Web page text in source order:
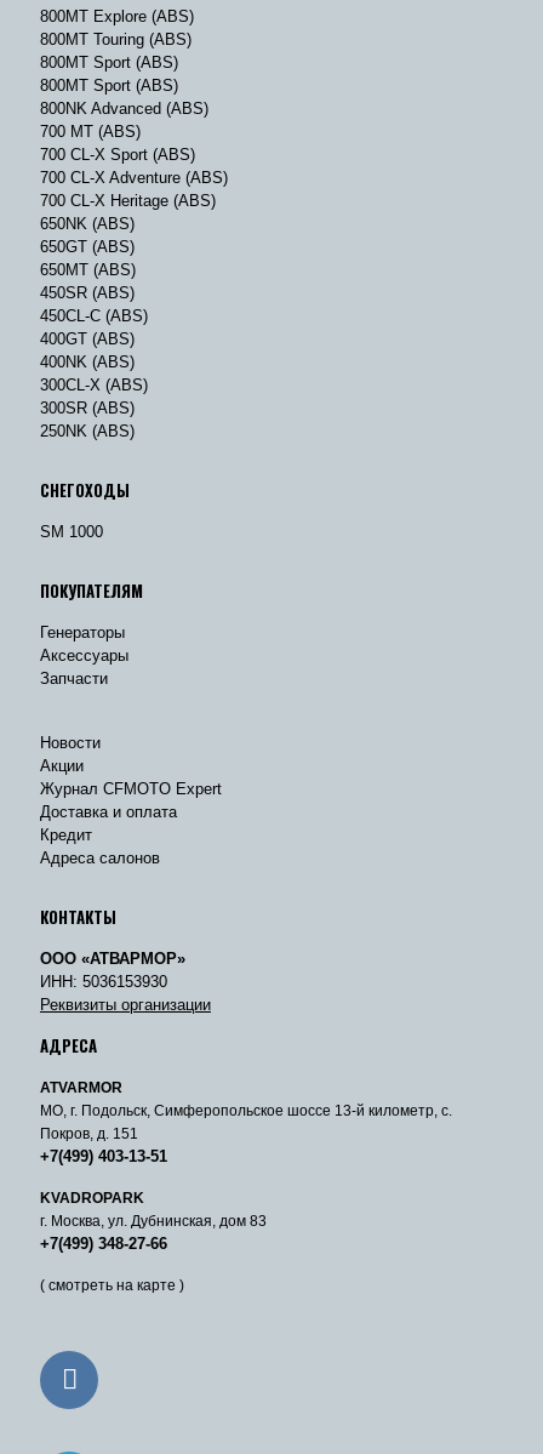
800MT Explore (ABS)
800MT Touring (ABS)
800MT Sport (ABS)
800MT Sport (ABS)
800NK Advanced (ABS)
700 MT (ABS)
700 CL-X Sport (ABS)
700 CL-X Adventure (ABS)
700 CL-X Heritage (ABS)
650NK (ABS)
650GT (ABS)
650MT (ABS)
450SR (ABS)
450CL-C (ABS)
400GT (ABS)
400NK (ABS)
300CL-X (ABS)
300SR (ABS)
250NK (ABS)
СНЕГОХОДЫ
SM 1000
ПОКУПАТЕЛЯМ
Генераторы
Аксессуары
Запчасти
Новости
Акции
Журнал CFMOTO Expert
Доставка и оплата
Кредит
Адреса салонов
КОНТАКТЫ
ООО «АТВАРМОР»
ИНН: 5036153930
Реквизиты организации
АДРЕСА
ATVARMOR
МО, г. Подольск, Симферопольское шоссе 13-й километр, с.
Покров, д. 151
+7(499) 403-13-51
KVADROPARK
г. Москва, ул. Дубнинская, дом 83
+7(499) 348-27-66
( смотреть на карте )